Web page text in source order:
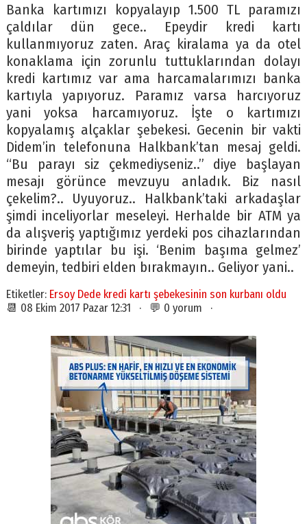
Banka kartımızı kopyalayıp 1.500 TL paramızı
çaldılar dün gece.. Epeydir kredi kartı
kullanmıyoruz zaten. Araç kiralama ya da otel
konaklama için zorunlu tuttuklarından dolayı
kredi kartımız var ama harcamalarımızı banka
kartıyla yapıyoruz. Paramız varsa harcıyoruz
yani yoksa harcamıyoruz. İşte o kartımızı
kopyalamış alçaklar şebekesi. Gecenin bir vakti
Didem’in telefonuna Halkbank’tan mesaj geldi.
“Bu parayı siz çekmediyseniz..” diye başlayan
mesajı görünce mevzuyu anladık. Biz nasıl
çekelim?.. Uyuyoruz.. Halkbank’taki arkadaşlar
şimdi inceliyorlar meseleyi. Herhalde bir ATM ya
da alışveriş yaptığımız yerdeki pos cihazlarından
birinde yaptılar bu işi. ‘Benim başıma gelmez’
demeyin, tedbiri elden bırakmayın.. Geliyor yani..
Etiketler: Ersoy Dede kredi kartı şebekesinin son kurbanı oldu
📆 08 Ekim 2017 Pazar 12:31 · 💬 0 yorum ·